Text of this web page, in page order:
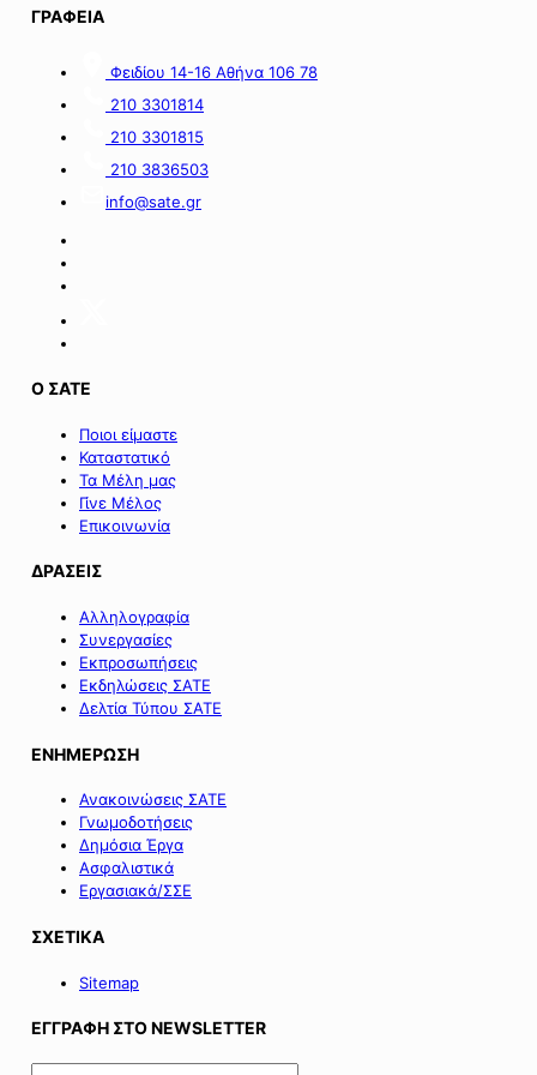
της
Σαμοθράκης».
ΓΡΑΦΕΙΑ
Φειδίου 14-16 Αθήνα 106 78
210 3301814
210 3301815
210 3836503
info@sate.gr
Ο ΣΑΤΕ
Ποιοι είμαστε
Καταστατικό
Τα Μέλη μας
Γίνε Μέλος
Επικοινωνία
ΔΡΑΣΕΙΣ
Αλληλογραφία
Συνεργασίες
Εκπροσωπήσεις
Εκδηλώσεις ΣΑΤΕ
Δελτία Τύπου ΣΑΤΕ
ΕΝΗΜΕΡΩΣΗ
Ανακοινώσεις ΣΑΤΕ
Γνωμοδοτήσεις
Δημόσια Έργα
Ασφαλιστικά
Εργασιακά/ΣΣΕ
ΣΧΕΤΙΚΑ
Sitemap
ΕΓΓΡΑΦΗ ΣΤΟ NEWSLETTER